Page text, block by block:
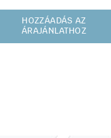
HOZZÁADÁS AZ
ÁRAJÁNLATHOZ